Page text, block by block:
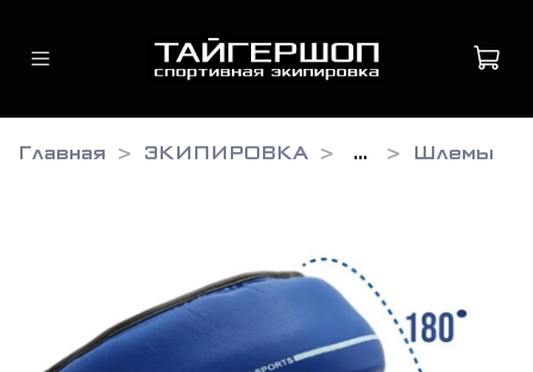
Главная ЭКИПИРОВКА ... Шлемы